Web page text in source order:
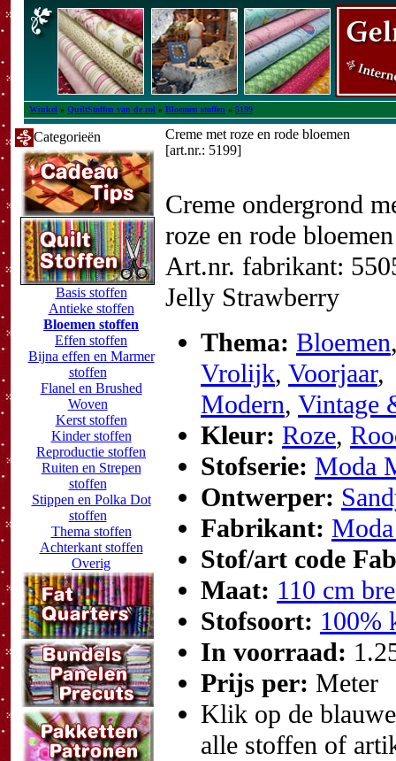
Winkel » QuiltStoffen van de rol » Bloemen stoffen » 5199
Categorieën
Basis stoffen
Antieke stoffen
Bloemen stoffen
Effen stoffen
Bijna effen en Marmer
stoffen
Flanel en Brushed
Woven
Kerst stoffen
Kinder stoffen
Reproductie stoffen
Ruiten en Strepen
stoffen
Stippen en Polka Dot
stoffen
Thema stoffen
Achterkant stoffen
Overig
Creme met roze en rode bloemen
[art.nr.: 5199]
Creme ondergrond
roze en rode bloemen
Art.nr. fabrikant:
Jelly Strawberry
Thema: Bloemen
Vrolijk, Voorjaar,
Modern, Vintage
Kleur: Roze,
Stofserie: Moda
Ontwerper:
Fabrikant:
Stof/art code
Maat: 110 cm
Stofsoort: 100%
In voorraad:
Prijs per: Meter
Klik op de
alle stoffen of